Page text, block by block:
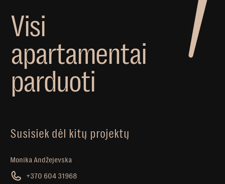
Visi
apartamentai
parduoti
Susisiek dėl kitų projektų
Monika Andžejevska
+370 604 31968